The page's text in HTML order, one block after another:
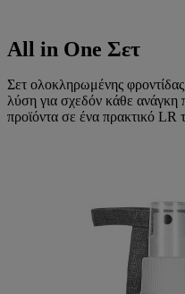
All in One Σετ
Σετ ολοκληρωμένης
λύση για σχεδόν κάθε ανάγκη
προϊόντα σε ένα πρακτικό LR